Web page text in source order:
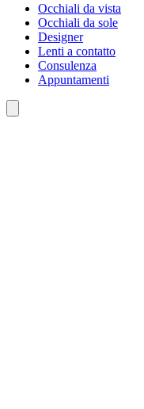
Occhiali da vista
Occhiali da sole
Designer
Lenti a contatto
Consulenza
Appuntamenti